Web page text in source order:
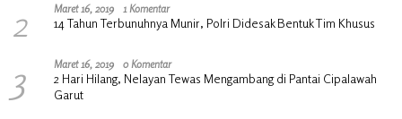
2 Maret 16, 2019 1 Komentar
14 Tahun Terbunuhnya Munir, Polri Didesak Bentuk Tim Khusus
3 Maret 16, 2019 0 Komentar
2 Hari Hilang, Nelayan Tewas Mengambang di Pantai Cipalawah
Garut